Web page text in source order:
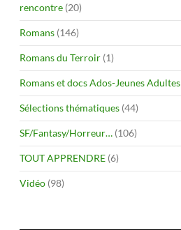
rencontre (20)
Romans (146)
Romans du Terroir (1)
Romans et docs Ados-Jeunes Adultes
Sélections thématiques (44)
SF/Fantasy/Horreur… (106)
TOUT APPRENDRE (6)
Vidéo (98)